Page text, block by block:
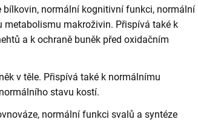
bílkovin, normální kognitivní funkci, normální
makroživin. Přispívá také k
a k ochraně buněk před oxidačním
v těle. Přispívá také k normálnímu
stavu kostí.
normální funkci svalů a syntéze